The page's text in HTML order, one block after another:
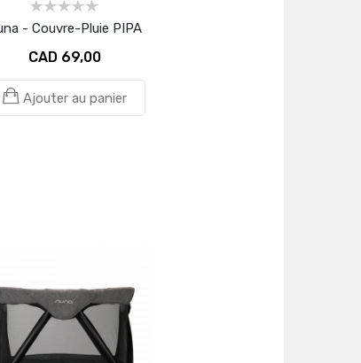
- Couvre-Pluie PIPA
CAD 69,00
Ajouter au panier